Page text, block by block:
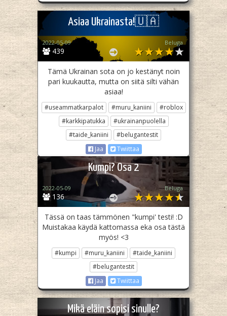
Asiaa Ukrainasta!🇺🇦
439
2022-05-09 Beluga
Tämä Ukrainan sota on jo kestänyt noin
pari kuukautta, mutta on siitä silti vähän
asiaa!
#useammatkarpalot #muru_kaniini
#roblox
#karkkipatukka
#ukrainanpuolella
#taide_kaniini
#belugantestit
Jaa
Twiittaa
Kumpi? Osa 2
136
2022-05-09 Beluga
Tässä on taas tämmönen "kumpi' testi! :D
Muistakaa käydä kattomassa eka osa tästä
myös! <3
#kumpi #muru_kaniini
#taide_kaniini
#belugantestit
Jaa
Twiittaa
Mikä eläin sopisi sinulle?